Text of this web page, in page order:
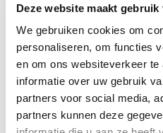
Deze website maakt gebruik
We gebruiken cookies om
personaliseren, om functies
en om ons websiteverkeer
informatie over uw gebruik
partners voor social media,
partners kunnen deze
Normale prijs:
€ 44,99
Prijzen incl. BTW en excl.
Producthoeveelheid: